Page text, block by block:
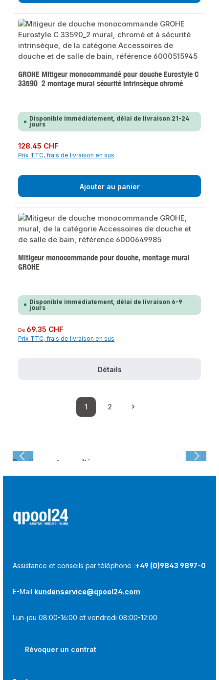
GROHE Mitigeur monocommandé pour douche Eurostyle C
33590_2 montage mural sécurité intrinsèque chromé
Disponible immédiatement, délai de livraison 21-24
jours
Prix régulier :
128.45 CHF
Prix TTC, frais de livraison en sus
Ajouter au panier
Mitigeur monocommande pour douche, montage mural
GROHE
Disponible immédiatement, délai de livraison 6-9
jours
Prix régulier :
De 69.35 CHF
Prix TTC, frais de livraison en sus
Détails
Page
1
Page
2
Dernièrement consulté :
Assistance et conseils par téléphone :+49 (0)9843 9897-0
E-Mail kundenservice@qpool24.com
Lun-jeu 08:00-16:00 et vendredi 08:00-12:00
Révoquer un contrat